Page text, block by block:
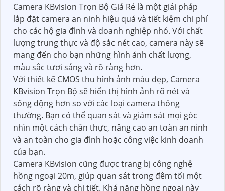
Camera KBvision Trọn Bộ Giá Rẻ là một giải pháp
lắp đặt camera an ninh hiệu quả và tiết kiệm chi phí
cho các hộ gia đình và doanh nghiệp nhỏ. Với chất
lượng trung thực và độ sắc nét cao, camera này sẽ
mang đến cho bạn những hình ảnh chất lượng,
màu sắc tươi sáng và rõ ràng hơn.
Với thiết kế CMOS thu hình ảnh màu đẹp, Camera
KBvision Trọn Bộ sẽ hiển thị hình ảnh rõ nét và
sống động hơn so với các loại camera thông
thường. Bạn có thể quan sát và giám sát mọi góc
nhìn một cách chân thực, nâng cao an toàn an ninh
và an toàn cho gia đình hoặc công việc kinh doanh
của bạn.
Camera KBvision cũng được trang bị công nghệ
hồng ngoại 20m, giúp quan sát trong đêm tối một
cách rõ ràng và chi tiết. Khả năng hồng ngoại này